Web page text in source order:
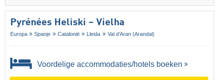
Pyrénées Heliski – Vielha
Europa Spanje Catalonië Lleida Val d’Aran (Arandal)
Voordelige accommodaties/hotels boeken